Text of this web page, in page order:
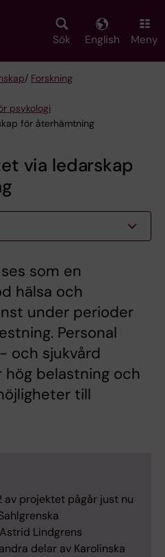
Sök English Meny
/ Forskning
psykologi
för återhämtning
via ledarskap
som en
hälsa och
under perioder
Personal
och sjukvård
belastning och
till
av projektet pågår just nu
Lindgrens
delar av Karolinska